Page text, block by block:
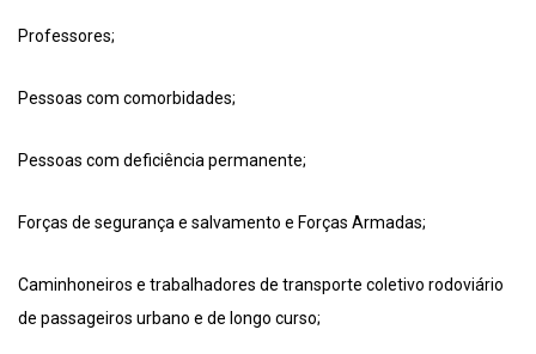
Professores;
Pessoas com comorbidades;
Pessoas com deficiência permanente;
Forças de segurança e salvamento e Forças Armadas;
Caminhoneiros e trabalhadores de transporte coletivo rodoviário
de passageiros urbano e de longo curso;